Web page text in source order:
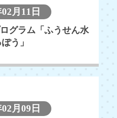
月11日
グラム「ふうせん水
う」
月09日